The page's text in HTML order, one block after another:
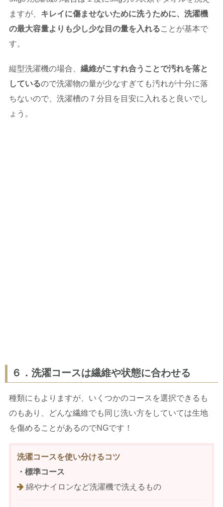
ますが、 キレイに傷ませないために洗うために、洗濯機
の最大容量よりも少し少な目の量を入れることが基本で
す。
縦型洗濯機の場合、 繊維がこすれ合うことで汚れを落と
しているので洗濯物の量が少なすぎても汚れが十分に落
ちないので、洗濯槽の７分目を目安に入れると良いでし
ょう。
６．洗濯コースは繊維や状態に合わせる
種類にもよりますが、いくつかのコースを選択できるも
のもあり、どんな繊維でも同じ洗い方をしていては生地
を傷めることがあるのでNGです！
洗濯コースを使い分けるコツ
・標準コース
綿やナイロンなど洗濯機で洗えるもの